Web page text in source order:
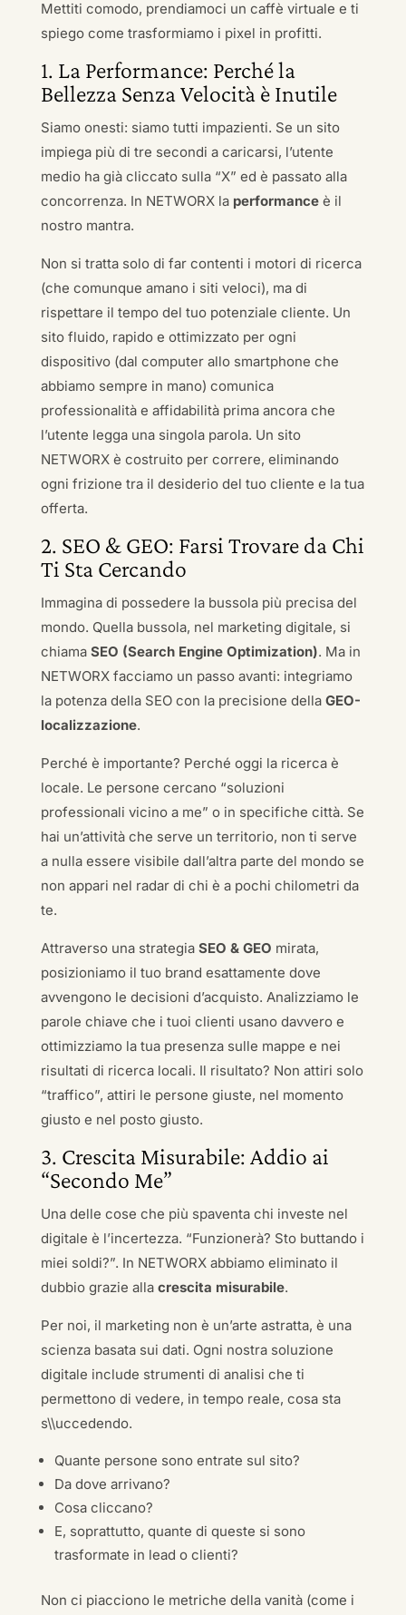
Mettiti comodo, prendiamoci un caffè virtuale e ti
spiego come trasformiamo i pixel in profitti.
1. La Performance: Perché la
Bellezza Senza Velocità è Inutile
Siamo onesti: siamo tutti impazienti. Se un sito
impiega più di tre secondi a caricarsi, l’utente
medio ha già cliccato sulla “X” ed è passato alla
concorrenza. In NETWORX la performanceè il
nostro mantra.
Non si tratta solo di far contenti i motori di ricerca
(che comunque amano i siti veloci), ma di
rispettare il tempo del tuo potenziale cliente. Un
sito fluido, rapido e ottimizzato per ogni
dispositivo (dal computer allo smartphone che
abbiamo sempre in mano) comunica
professionalità e affidabilità prima ancora che
l’utente legga una singola parola. Un sito
NETWORX è costruito per correre, eliminando
ogni frizione tra il desiderio del tuo cliente e la tua
offerta.
2. SEO & GEO: Farsi Trovare da Chi
Ti Sta Cercando
Immagina di possedere la bussola più precisa del
mondo. Quella bussola, nel marketing digitale, si
chiama SEO (Search Engine Optimization). Ma in
NETWORX facciamo un passo avanti: integriamo
la potenza della SEO con la precisione della GEO-
localizzazione.
Perché è importante? Perché oggi la ricerca è
locale. Le persone cercano “soluzioni
professionali vicino a me” o in specifiche città. Se
hai un’attività che serve un territorio, non ti serve
a nulla essere visibile dall’altra parte del mondo se
non appari nel radar di chi è a pochi chilometri da
te.
Attraverso una strategia SEO & GEO mirata,
posizioniamo il tuo brand esattamente dove
avvengono le decisioni d’acquisto. Analizziamo le
parole chiave che i tuoi clienti usano davvero e
ottimizziamo la tua presenza sulle mappe e nei
risultati di ricerca locali. Il risultato? Non attiri solo
“traffico”, attiri le persone giuste, nel momento
giusto e nel posto giusto.
3. Crescita Misurabile: Addio ai
“Secondo Me”
Una delle cose che più spaventa chi investe nel
digitale è l’incertezza. “Funzionerà? Sto buttando i
miei soldi?”. In NETWORX abbiamo eliminato il
dubbio grazie alla crescita misurabile.
Per noi, il marketing non è un’arte astratta, è una
scienza basata sui dati. Ogni nostra soluzione
digitale include strumenti di analisi che ti
permettono di vedere, in tempo reale, cosa sta
s\\uccedendo.
Quante persone sono entrate sul sito?
Da dove arrivano?
Cosa cliccano?
E, soprattutto, quante di queste si sono
trasformate in lead o clienti?
Non ci piacciono le metriche della vanità (come i